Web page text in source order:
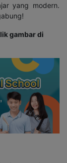
yang modern.
gambar di